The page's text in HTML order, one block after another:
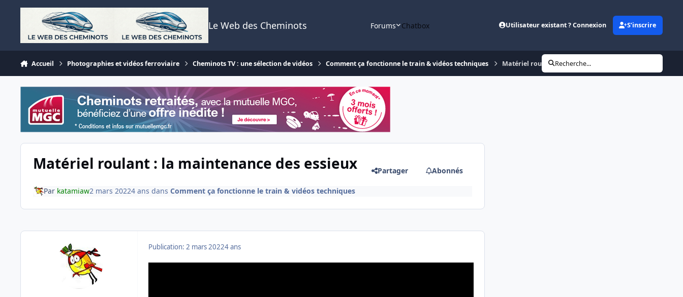
Aller au contenu
Le Web des Cheminots Forums Chatbox Utilisateur existant ? Connexion S’inscrire
Accueil Photographies et vidéos ferroviaire Cheminots TV : une sélection de vidéos Comment ça fonctionne le train & vidéos techniques Matériel roulant : la maintenance des essieux
Recherche...
Matériel roulant : la maintenance des essieux Partager Abonnés
Par katamiaw2 mars 20224 ans dans Comment ça fonctionne le train & vidéos techniques
Publication: 2 mars 20224 ans